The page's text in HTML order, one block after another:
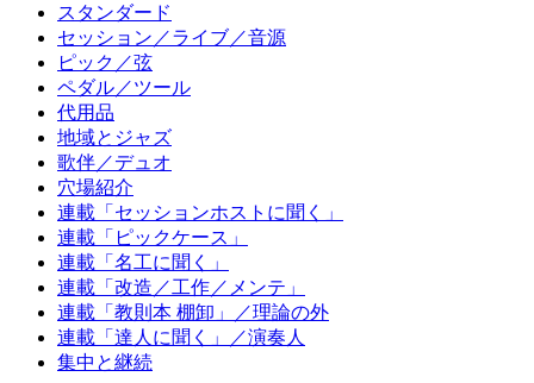
スタンダード
セッション／ライブ／音源
ピック／弦
ペダル／ツール
代用品
地域とジャズ
歌伴／デュオ
穴場紹介
連載「セッションホストに聞く」
連載「ピックケース」
連載「名工に聞く」
連載「改造／工作／メンテ」
連載「教則本 棚卸」／理論の外
連載「達人に聞く」／演奏人
集中と継続